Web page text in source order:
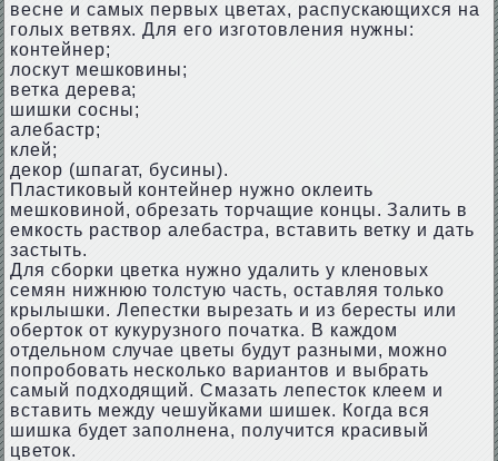
весне и самых первых цветах, распускающихся на
голых ветвях. Для его изготовления нужны:
контейнер;
лоскут мешковины;
ветка дерева;
шишки сосны;
алебастр;
клей;
декор (шпагат, бусины).
Пластиковый контейнер нужно оклеить
мешковиной, обрезать торчащие концы. Залить в
емкость раствор алебастра, вставить ветку и дать
застыть.
Для сборки цветка нужно удалить у кленовых
семян нижнюю толстую часть, оставляя только
крылышки. Лепестки вырезать и из бересты или
оберток от кукурузного початка. В каждом
отдельном случае цветы будут разными, можно
попробовать несколько вариантов и выбрать
самый подходящий. Смазать лепесток клеем и
вставить между чешуйками шишек. Когда вся
шишка будет заполнена, получится красивый
цветок.